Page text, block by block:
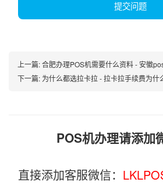
提交问题
上一篇:合肥办理POS机需要什么资料 - 安徽
下一篇: 为什么都选拉卡拉 - 拉卡拉手续费为什
POS机办理请添加
直接添加客服微信：